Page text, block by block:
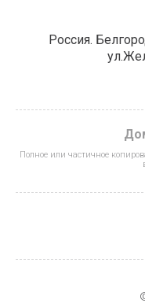
Россия.
Полное или частичное